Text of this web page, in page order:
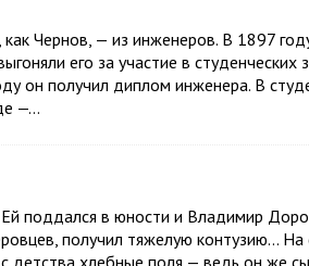
Чернов, — из инженеров. В 1897
его за участие в студенческих
он получил диплом инженера. В
—…
поддался в юности и Владимир
получил тяжелую контузию…
детства хлебные поля — ведь он же